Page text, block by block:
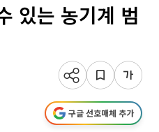
있는 농기계 범
구글 선호매체 추가